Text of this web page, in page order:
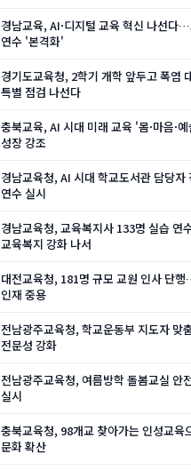
경남교육, AI·디지털 교육 혁신 나선다
연수 '본격화'
경기도교육청, 2학기 개학 앞두고 폭염
특별 점검 나선다
충북교육, AI 시대 미래 교육 '몸·마음·
성장 강조
경남교육청, AI 시대 학교도서관 담당자
연수 실시
경남교육청, 교육복지사 133명 실습 연
교육복지 강화 나서
대전교육청, 181명 규모 교원 인사 단
인재 중용
전남광주교육청, 학교운동부 지도자 맞
전문성 강화
전남광주교육청, 여름방학 돌봄교실 안
실시
충북교육청, 98개교 찾아가는 인성교육
문화 확산